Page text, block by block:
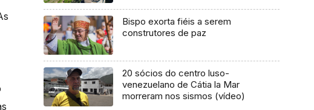
Bispo exorta fiéis a serem
construtores de paz
20 sócios do centro luso-
venezuelano de Cátia la Mar
morreram nos sismos (vídeo)